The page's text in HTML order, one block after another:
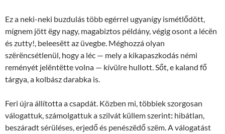
Ez a neki-neki buzdulás több egérrel ugyanígy ismétlődött,
mígnem jött ëgy nagy, magabiztos példány, végig osont a lécën
és zutty!, beleesëtt az üvegbe. Méghozzá olyan
szërëncsétlenül, hogy a léc — mely a kikapaszkodás némi
reményét jelëntëtte volna — kívülre hullott. Sőt, e kaland fő
tárgya, a kolbász darabka is.
Feri újra állította a csapdát. Közben mi, többiek szorgosan
válogattuk, számolgattuk a szilvát küllem szerint: hibátlan,
beszáradt sérüléses, erjedő és penészëdő szëm. A válogatást